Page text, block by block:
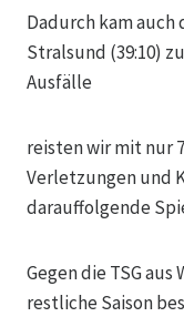
Dadurch kam
Stralsund (39:10)
Ausfälle
reisten wir mit nur
Verletzungen und
darauffolgende
Gegen die TSG aus
restliche Saison